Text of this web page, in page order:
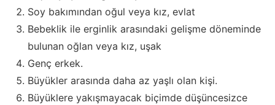
Soy bakımından oğul veya kız, evlat
Bebeklik ile erginlik arasındaki gelişme döneminde
bulunan oğlan veya kız, uşak
Genç erkek.
Büyükler arasında daha az yaşlı olan kişi.
Büyüklere yakışmayacak biçimde düşüncesizce